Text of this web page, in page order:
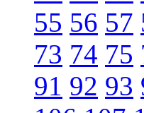
55 56 57
73 74 75
91 92 93